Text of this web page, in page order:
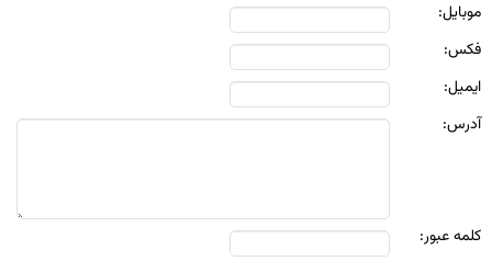
موبايل:
فکس:
ايميل:
آدرس:
کلمه عبور: